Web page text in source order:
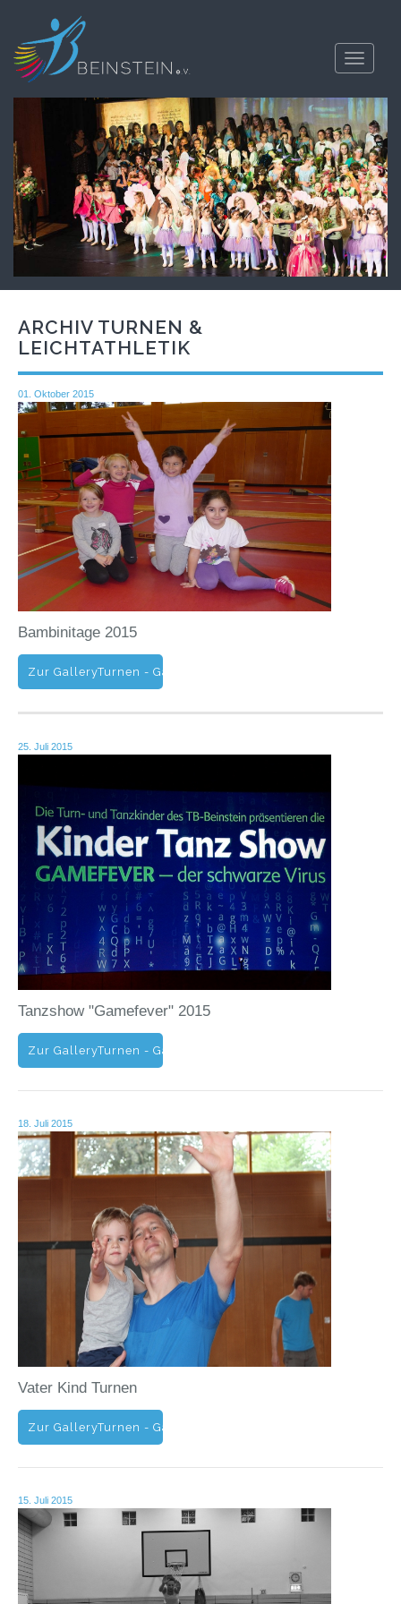
Toggle
ARCHIV TURNEN &
LEICHTATHLETIK
01. Oktober 2015
Bambinitage 2015
Zur GalleryTurnen - Gallery - Bambinitage - 2015
25. Juli 2015
Tanzshow "Gamefever" 2015
Zur GalleryTurnen - Gallery - Tanzshow - Gamefever - 2015
18. Juli 2015
Vater Kind Turnen
Zur GalleryTurnen - Gallery - Vater - Kind - Turnen - 2015
15. Juli 2015